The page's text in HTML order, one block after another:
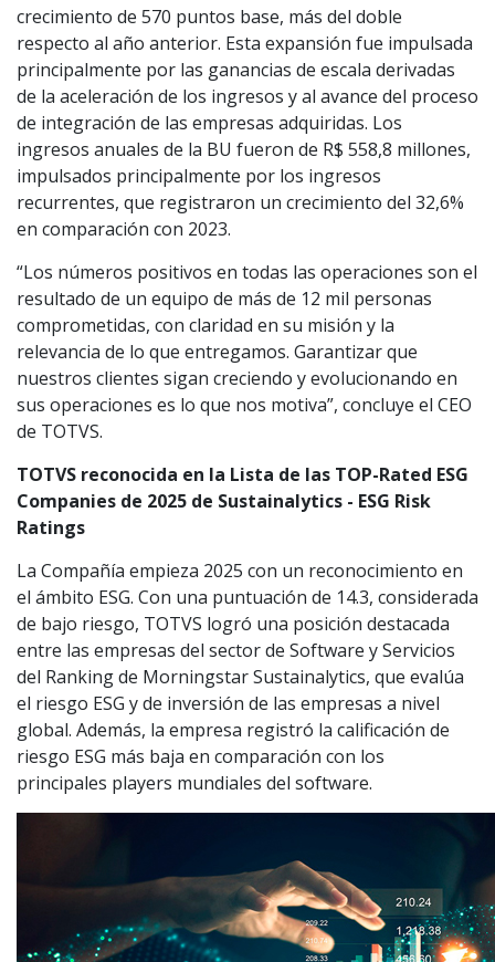
crecimiento de 570 puntos base, más del doble
respecto al año anterior. Esta expansión fue impulsada
principalmente por las ganancias de escala derivadas
de la aceleración de los ingresos y al avance del proceso
de integración de las empresas adquiridas. Los
ingresos anuales de la BU fueron de R$ 558,8 millones,
impulsados principalmente por los ingresos
recurrentes, que registraron un crecimiento del 32,6%
en comparación con 2023.
“Los números positivos en todas las operaciones son el
resultado de un equipo de más de 12 mil personas
comprometidas, con claridad en su misión y la
relevancia de lo que entregamos. Garantizar que
nuestros clientes sigan creciendo y evolucionando en
sus operaciones es lo que nos motiva”, concluye el CEO
de TOTVS.
TOTVS reconocida en la Lista de las TOP-Rated ESG
Companies de 2025 de Sustainalytics - ESG Risk
Ratings
La Compañía empieza 2025 con un reconocimiento en
el ámbito ESG. Con una puntuación de 14.3, considerada
de bajo riesgo, TOTVS logró una posición destacada
entre las empresas del sector de Software y Servicios
del Ranking de Morningstar Sustainalytics, que evalúa
el riesgo ESG y de inversión de las empresas a nivel
global. Además, la empresa registró la calificación de
riesgo ESG más baja en comparación con los
principales players mundiales del software.